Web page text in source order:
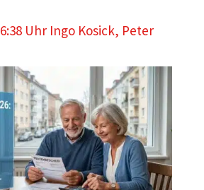
Uhr Ingo Kosick, Peter